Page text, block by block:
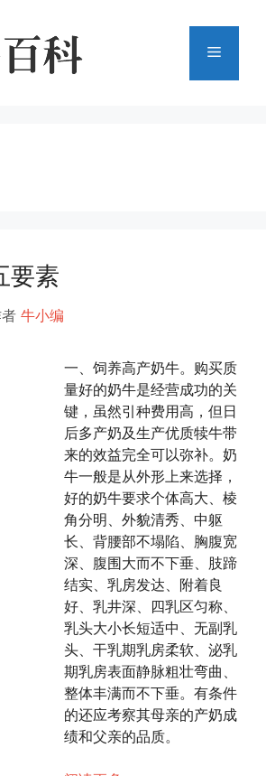
菜
要素
牛小编
一、饲养高产奶牛。购买质
量好的奶牛是经营成功的关
键，虽然引种费用高，但日
后多产奶及生产优质犊牛带
来的效益完全可以弥补。奶
牛一般是从外形上来选择，
好的奶牛要求个体高大、棱
角分明、外貌清秀、中躯
长、背腰部不塌陷、胸腹宽
深、腹围大而不下垂、肢蹄
结实、乳房发达、附着良
好、乳井深、四乳区匀称、
乳头大小长短适中、无副乳
头、干乳期乳房柔软、泌乳
期乳房表面静脉粗壮弯曲、
整体丰满而不下垂。有条件
的还应考察其母亲的产奶成
绩和父亲的品质。